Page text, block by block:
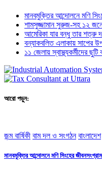
মানবমুক্তির আন্দোলনে মণি
শামসুজ্জামান সুরুজ-সহ ১২
আমেরিকা যার বন্ধু তার শত্রু
বন্যাকবলিত এলাকায় সাপের
১১ জেলায় স্বাস্থ্যকর্মীদের ছুটি
আরো পড়ুন:
জন্ম বার্ষিকী বাম দল ও সংগঠন বাংলাদেশ
মানবমুক্তির আন্দোলনে মণি সিংহের